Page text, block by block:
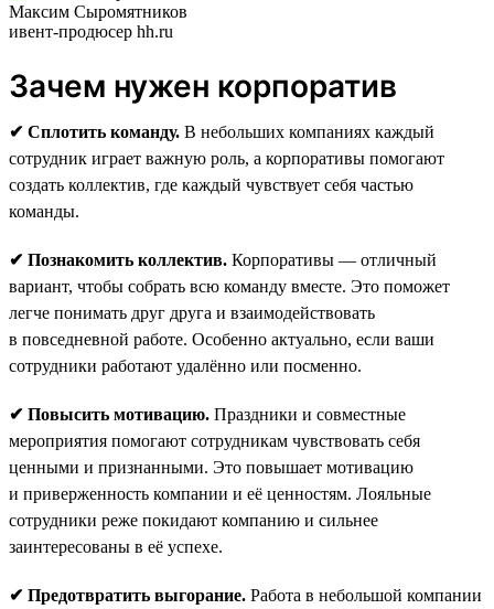
Максим Сыромятников
ивент-продюсер hh.ru
Зачем нужен корпоратив
✔ Сплотить команду. В небольших компаниях каждый
сотрудник играет важную роль, а корпоративы помогают
создать коллектив, где каждый чувствует себя частью
команды.
✔ Познакомить коллектив. Корпоративы — отличный
вариант, чтобы собрать всю команду вместе. Это поможет
легче понимать друг друга и взаимодействовать
в повседневной работе. Особенно актуально, если ваши
сотрудники работают удалённо или посменно.
✔ Повысить мотивацию. Праздники и совместные
мероприятия помогают сотрудникам чувствовать себя
ценными и признанными. Это повышает мотивацию
и приверженность компании и её ценностям. Лояльные
сотрудники реже покидают компанию и сильнее
заинтересованы в её успехе.
✔ Предотвратить выгорание. Работа в небольшой компании